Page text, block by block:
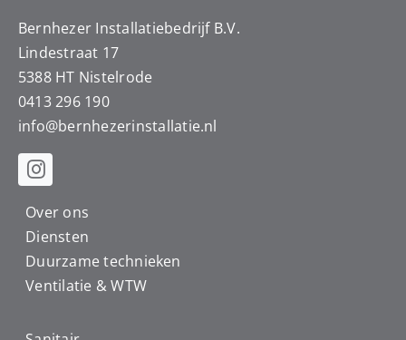
Bernhezer Installatiebedrijf B.V.
Lindestraat 17
5388 HT Nistelrode
0413 296 190
info@bernhezerinstallatie.nl
Over ons
Diensten
Duurzame technieken
Ventilatie & WTW